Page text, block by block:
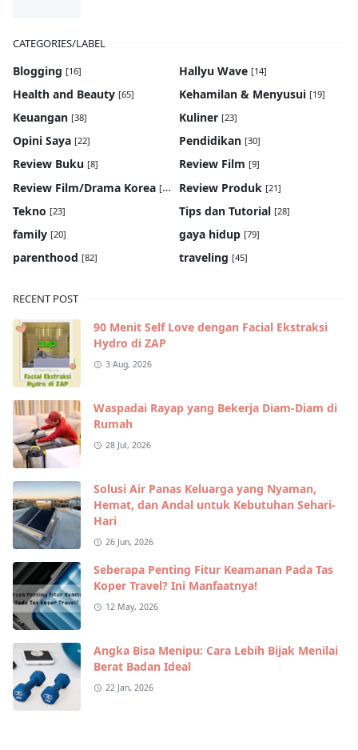
CATEGORIES/LABEL
Blogging [16] Hallyu Wave [14]
Health and Beauty [65] Kehamilan & Menyusui [19]
Keuangan [38] Kuliner [23]
Opini Saya [22] Pendidikan [30]
Review Buku [8] Review Film [9]
Review Film/Drama Korea [22] Review Produk [21]
Tekno [23] Tips dan Tutorial [28]
family [20] gaya hidup [79]
parenthood [82] traveling [45]
RECENT POST
90 Menit Self Love dengan Facial Ekstraksi
Hydro di ZAP
3 Aug, 2026
Waspadai Rayap yang Bekerja Diam-Diam di
Rumah
28 Jul, 2026
Solusi Air Panas Keluarga yang Nyaman,
Hemat, dan Andal untuk Kebutuhan Sehari-
Hari
26 Jun, 2026
Seberapa Penting Fitur Keamanan Pada Tas
Koper Travel? Ini Manfaatnya!
12 May, 2026
Angka Bisa Menipu: Cara Lebih Bijak Menilai
Berat Badan Ideal
22 Jan, 2026